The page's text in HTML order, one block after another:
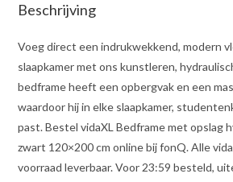
Beschrijving
Voeg direct een indrukwekkend, modern
slaapkamer met ons kunstleren,
bedframe heeft een opbergvak en een
waardoor hij in elke slaapkamer,
past. Bestel vidaXL Bedframe met opslag
zwart 120×200 cm online bij fonQ. Alle
voorraad leverbaar. Voor 23:59 besteld,